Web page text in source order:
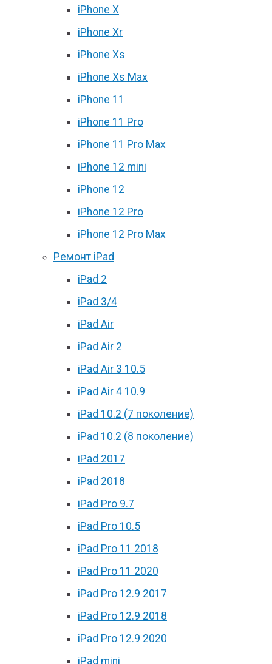
iPhone X
iPhone Xr
iPhone Xs
iPhone Xs Max
iPhone 11
iPhone 11 Pro
iPhone 11 Pro Max
iPhone 12 mini
iPhone 12
iPhone 12 Pro
iPhone 12 Pro Max
Ремонт iPad
iPad 2
iPad 3/4
iPad Air
iPad Air 2
iPad Air 3 10.5
iPad Air 4 10.9
iPad 10.2 (7 поколение)
iPad 10.2 (8 поколение)
iPad 2017
iPad 2018
iPad Pro 9.7
iPad Pro 10.5
iPad Pro 11 2018
iPad Pro 11 2020
iPad Pro 12.9 2017
iPad Pro 12.9 2018
iPad Pro 12.9 2020
iPad mini